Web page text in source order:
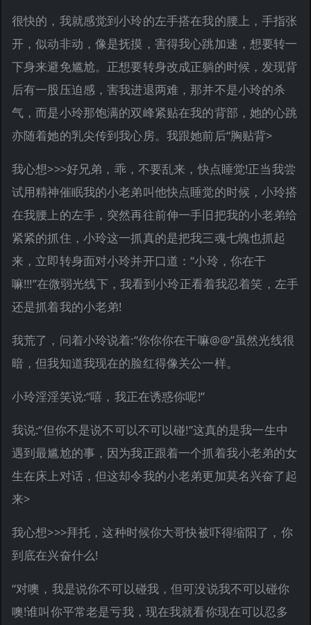
很快的，我就感觉到小玲的左手搭在我的腰上，手指张
开，似动非动，像是抚摸，害得我心跳加速，想要转一
下身来避免尴尬。正想要转身改成正躺的时候，发现背
后有一股压迫感，害我进退两难，那并不是小玲的杀
气，而是小玲那饱满的双峰紧贴在我的背部，她的心跳
亦随着她的乳尖传到我心房。我跟她前后“胸贴背>
我心想>>>好兄弟，乖，不要乱来，快点睡觉!正当我尝
试用精神催眠我的小老弟叫他快点睡觉的时候，小玲搭
在我腰上的左手，突然再往前伸一手旧把我的小老弟给
紧紧的抓住，小玲这一抓真的是把我三魂七魄也抓起
来，立即转身面对小玲并开口道：“小玲，你在干
嘛!!!”在微弱光线下，我看到小玲正看着我忍着笑，左手
还是抓着我的小老弟!
我荒了，问着小玲说着:“你你你在干嘛@@”虽然光线很
暗，但我知道我现在的脸红得像关公一样。
小玲淫淫笑说:“嘻，我正在诱惑你呢!”
我说:“但你不是说不可以不可以碰!”这真的是我一生中
遇到最尴尬的事，因为我正跟着一个抓着我小老弟的女
生在床上对话，但这却令我的小老弟更加莫名兴奋了起
来>
我心想>>>拜托，这种时候你大哥快被吓得缩阳了，你
到底在兴奋什么!
“对噢，我是说你不可以碰我，但可没说我不可以碰你
噢!谁叫你平常老是亏我，现在我就看你现在可以忍多